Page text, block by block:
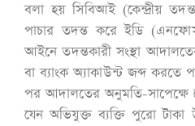
বলা হয় সিবিআই (কেন্দ্রীয়
পাচার তদন্ত করে ইডি
আইনে তদন্তকারী সংস্থা
বা ব্যাংক অ্যাকাউন্ট জব্দ করতে
পর আদালতের অনুমতি-সাপেক্ষে
যেন অভিযুক্ত ব্যক্তি পুরো টাকা